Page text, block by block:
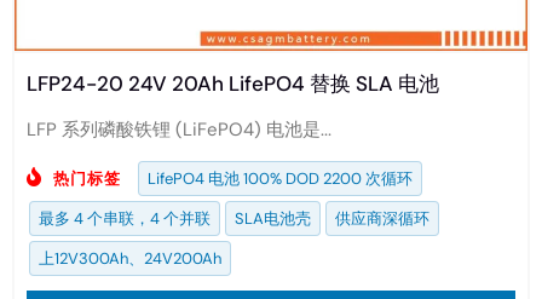
LFP24-20 24V 20Ah LifePO4 替换 SLA 电池
LFP 系列磷酸铁锂 (LiFePO4) 电池是...
热门标签
LifePO4 电池 100% DOD 2200 次循环
最多 4 个串联，4 个并联
SLA电池壳
供应商深循环
上12V300Ah、24V200Ah